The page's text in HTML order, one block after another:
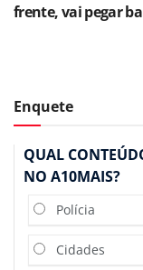
frente, vai pegar
Enquete
QUAL
NO A10MAIS?
Polícia
Cidades